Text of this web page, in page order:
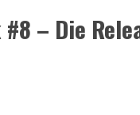
#8 – Die